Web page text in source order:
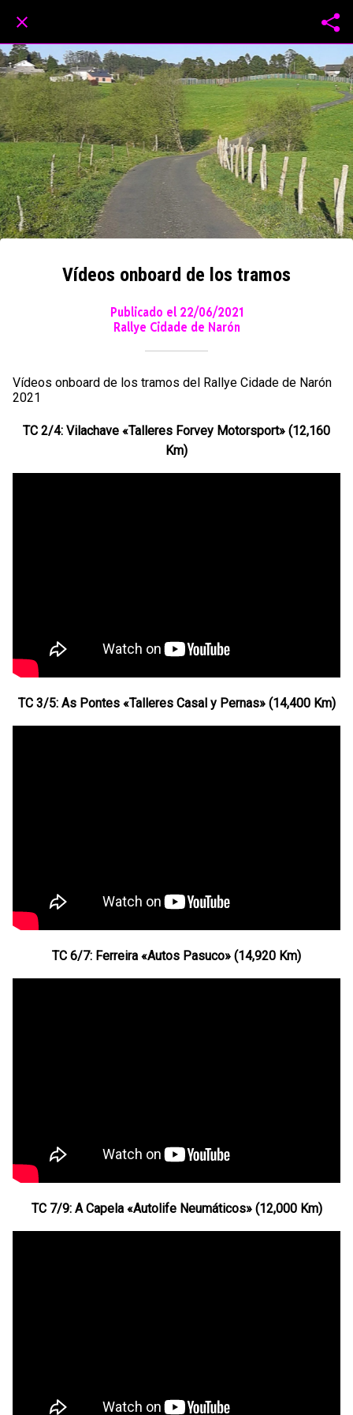
Vídeos onboard de los tramos
Publicado el 22/06/2021
Rallye Cidade de Narón
Vídeos onboard de los tramos del Rallye Cidade de Narón
2021
TC 2/4: Vilachave «Talleres Forvey Motorsport» (12,160
Km)
TC 3/5: As Pontes «Talleres Casal y Pernas» (14,400 Km)
TC 6/7: Ferreira «Autos Pasuco» (14,920 Km)
TC 7/9: A Capela «Autolife Neumáticos» (12,000 Km)